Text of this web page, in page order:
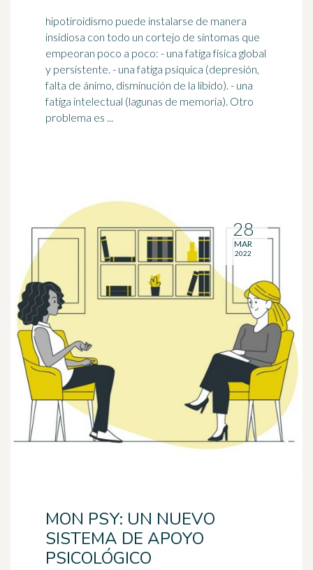
hipotiroidismo puede instalarse de manera
insidiosa con todo un cortejo de síntomas que
empeoran poco a poco: - una fatiga física global
y persistente. - una fatiga psíquica (depresión,
falta de ánimo, disminución de la libido). - una
fatiga intelectual (lagunas de memoria). Otro
problema es ...
MON PSY: UN NUEVO
SISTEMA DE APOYO
PSICOLÓGICO
28
MAR
2022